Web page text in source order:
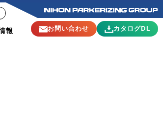
報 お問い合わせ カタログDL